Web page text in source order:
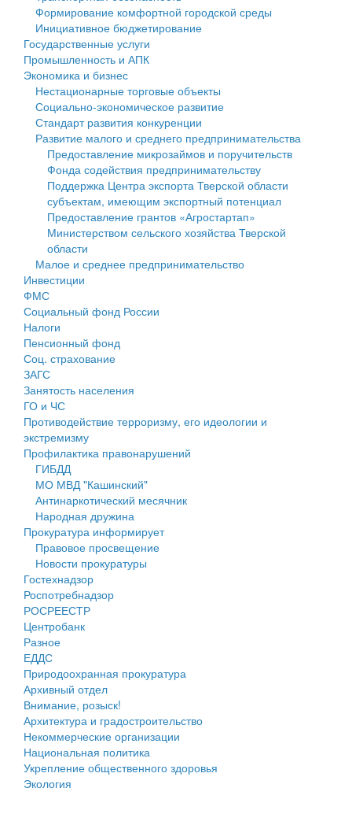
Государственные услуги
Промышленность и АПК
Экономика и бизнес
Символика
Устав
Гостям округа
Туризм
Культура
Образование
Здравоохранение
Социальная защита
Фотоальбом
муниципального округа Тверской области
Администрация Кашинского муниципального округа
Тверской области
Управление сельскими территориями
Открытые данные
Работа с обращениями граждан
Муниципальный контроль
Муниципальные услуги
Проекты административных регламентов
Антимонопольный комплаенс
Противодействие коррупции
Финансовое управление
Бюджет для граждан
Имущество
Выявление правообладателей ранее учтенных
объектов недвижимости
Имущественная поддержка субъектов малого и
среднего предпринимательства
Информационная поддержка субъектов малого и
среднего предпринимательства
Муниципальные программы
Контрольно-счетная палата
Персональные данные
Оценка регулирующего воздействия
Деятельность МУ
Нормативы градостроительного проектирования
Правила землепользования и застройки
Генеральные планы
Проекты планировки территории
Собрание депутатов
Городское поселение
Сельские поселения
Формирование комфортной городской среды
Инициативное бюджетирование
Государственные услуги
Промышленность и АПК
Экономика и бизнес
Нестационарные торговые объекты
Социально-экономическое развитие
Стандарт развития конкуренции
Развитие малого и среднего предпринимательства
Предоставление микрозаймов и поручительств
Фонда содействия предпринимательству
Поддержка Центра экспорта Тверской области
субъектам, имеющим экспортный потенциал
Предоставление грантов «Агростартап»
Министерством сельского хозяйства Тверской
области
Малое и среднее предпринимательство
Инвестиции
ФМС
Социальный фонд России
Налоги
Пенсионный фонд
Соц. страхование
ЗАГС
Занятость населения
ГО и ЧС
Противодействие терроризму, его идеологии и
экстремизму
Профилактика правонарушений
ГИБДД
МО МВД "Кашинский"
Антинаркотический месячник
Народная дружина
Прокуратура информирует
Правовое просвещение
Новости прокуратуры
Гостехнадзор
Роспотребнадзор
РОСРЕЕСТР
Центробанк
Разное
ЕДДС
Природоохранная прокуратура
Архивный отдел
Внимание, розыск!
Архитектура и градостроительство
Некоммерческие организации
Национальная политика
Укрепление общественного здоровья
Экология